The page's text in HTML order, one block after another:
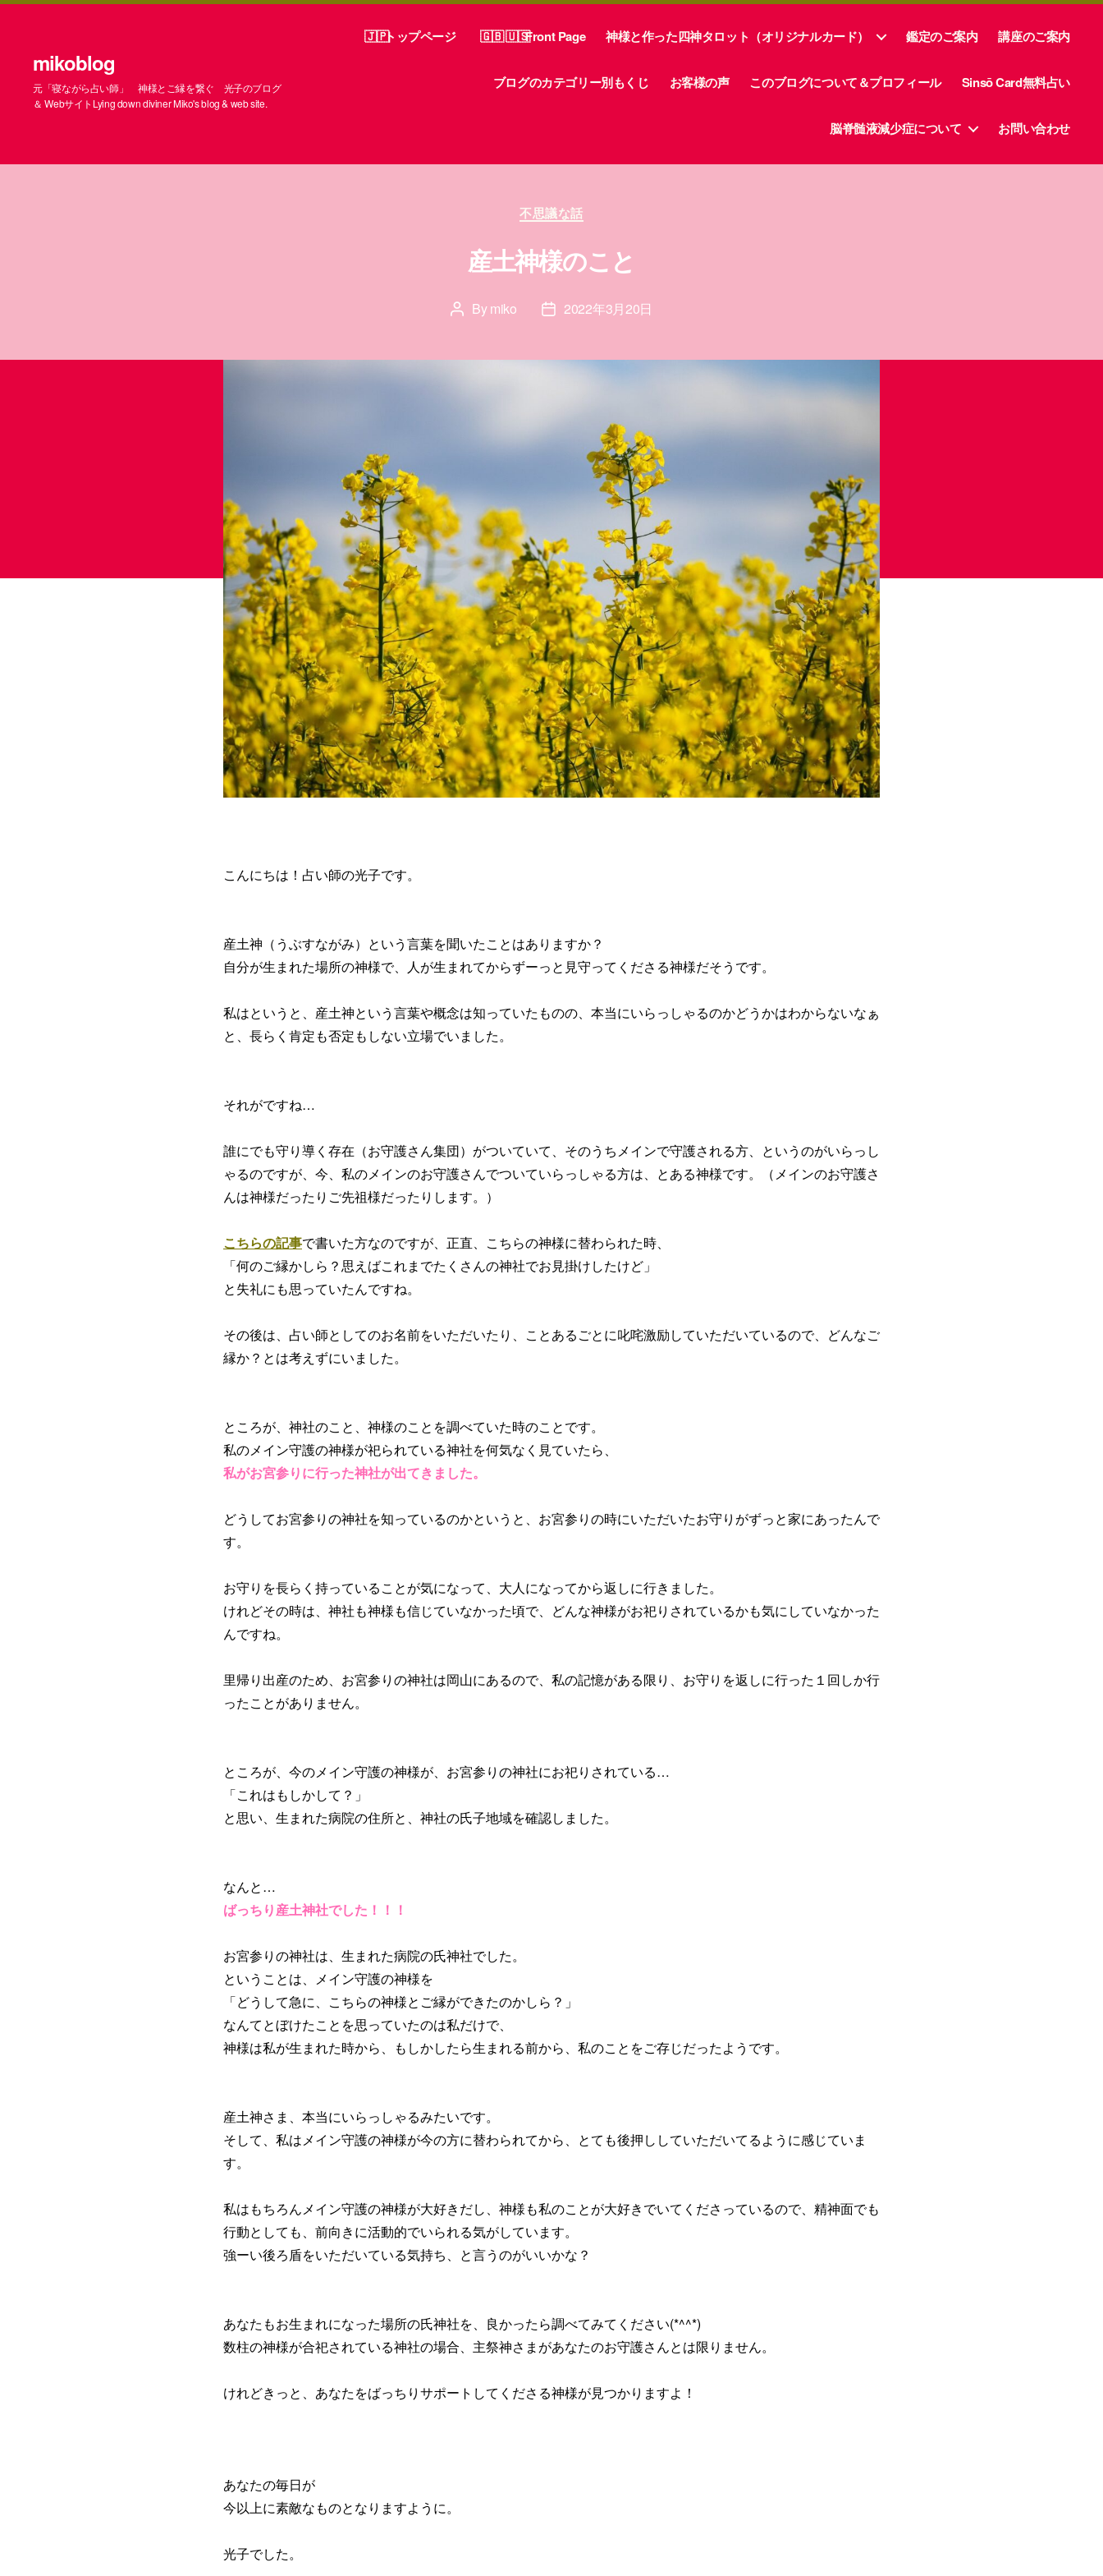
mikoblog
元「寝ながら占い師」 神様とご縁を繋ぐ 光子のブログ
＆ WebサイトLying down diviner Miko's blog & web site.
トップページ Front Page 神様と作った四神タロット（オリジナルカード） 鑑定のご案内 講座のご案内
ブログのカテゴリー別もくじ お客様の声 このブログについて＆プロフィール Sinsō Card無料占い
脳脊髄液減少症について お問い合わせ
Categories
不思議な話
産土神様のこと
PostBymiko
Post2022年3月20日
こんにちは！占い師の光子です。
産土神（うぶすながみ）という言葉を聞いたことはありますか？
自分が生まれた場所の神様で、人が生まれてからずーっと見守ってくださる神様だそうです。
私はというと、産土神という言葉や概念は知っていたものの、本当にいらっしゃるのかどうかはわからないなぁ
と、長らく肯定も否定もしない立場でいました。
それがですね…
誰にでも守り導く存在（お守護さん集団）がついていて、そのうちメインで守護される方、というのがいらっし
ゃるのですが、今、私のメインのお守護さんでついていらっしゃる方は、とある神様です。（メインのお守護さ
んは神様だったりご先祖様だったりします。）
こちらの記事で書いた方なのですが、正直、こちらの神様に替わられた時、
「何のご縁かしら？思えばこれまでたくさんの神社でお見掛けしたけど」
と失礼にも思っていたんですね。
その後は、占い師としてのお名前をいただいたり、ことあるごとに叱咤激励していただいているので、どんなご
縁か？とは考えずにいました。
ところが、神社のこと、神様のことを調べていた時のことです。
私のメイン守護の神様が祀られている神社を何気なく見ていたら、
私がお宮参りに行った神社が出てきました。
どうしてお宮参りの神社を知っているのかというと、お宮参りの時にいただいたお守りがずっと家にあったんで
す。
お守りを長らく持っていることが気になって、大人になってから返しに行きました。
けれどその時は、神社も神様も信じていなかった頃で、どんな神様がお祀りされているかも気にしていなかった
んですね。
里帰り出産のため、お宮参りの神社は岡山にあるので、私の記憶がある限り、お守りを返しに行った１回しか行
ったことがありません。
ところが、今のメイン守護の神様が、お宮参りの神社にお祀りされている…
「これはもしかして？」
と思い、生まれた病院の住所と、神社の氏子地域を確認しました。
なんと…
ばっちり産土神社でした！！！
お宮参りの神社は、生まれた病院の氏神社でした。
ということは、メイン守護の神様を
「どうして急に、こちらの神様とご縁ができたのかしら？」
なんてとぼけたことを思っていたのは私だけで、
神様は私が生まれた時から、もしかしたら生まれる前から、私のことをご存じだったようです。
産土神さま、本当にいらっしゃるみたいです。
そして、私はメイン守護の神様が今の方に替わられてから、とても後押ししていただいてるように感じていま
す。
私はもちろんメイン守護の神様が大好きだし、神様も私のことが大好きでいてくださっているので、精神面でも
行動としても、前向きに活動的でいられる気がしています。
強ーい後ろ盾をいただいている気持ち、と言うのがいいかな？
あなたもお生まれになった場所の氏神社を、良かったら調べてみてください(*^^*)
数柱の神様が合祀されている神社の場合、主祭神さまがあなたのお守護さんとは限りません。
けれどきっと、あなたをばっちりサポートしてくださる神様が見つかりますよ！
あなたの毎日が
今以上に素敵なものとなりますように。
光子でした。